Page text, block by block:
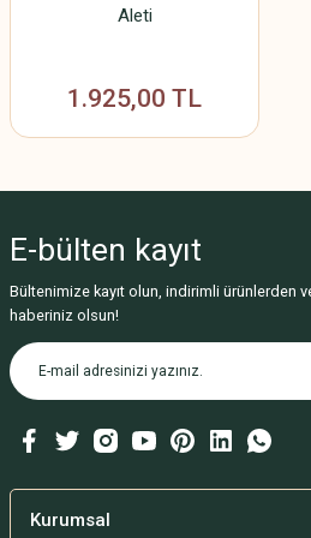
Aleti
1.925,00 TL
E-bülten kayıt
Bültenimize kayıt olun, indirimli ürünlerden
haberiniz olsun!
Kurumsal